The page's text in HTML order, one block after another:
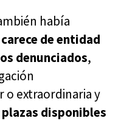
había
carece de entidad
denunciados,
o extraordinaria y
plazas disponibles